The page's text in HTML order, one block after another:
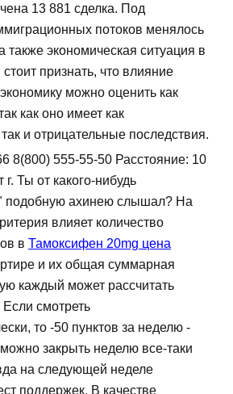
13 881 сделка. Под
потоков менялось
также экономическая ситуация в
признать, что влияние
можно оценить как
как оно имеет как
и отрицательные последствия.
8(800) 555-55-50 Расстояние: 10
Ты от какого-нибудь
подобную ахинею слышал? На
влияет количество
в Тамоксифен 20mg цена
и их общая суммарная
каждый может рассчитать
смотреть
то -50 пунктов за неделю -
закрыть неделю все-таки
на следующей неделе
поддержек. В качестве